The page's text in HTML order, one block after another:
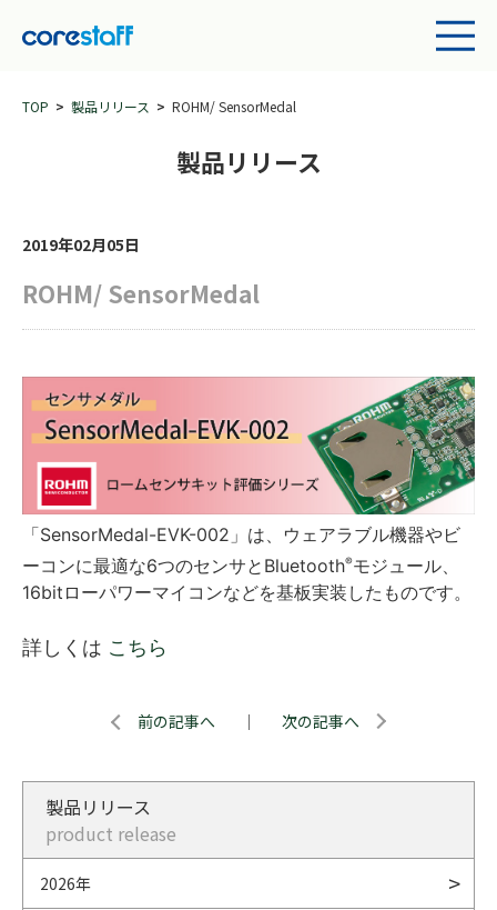
TOP 製品リリース ROHM/ SensorMedal
製品リリース
2019年02月05日
ROHM/ SensorMedal
「SensorMedal-EVK-002」は、ウェアラブル機器やビ
ーコンに最適な6つのセンサとBluetooth®モジュール、
16bitローパワーマイコンなどを基板実装したものです。
詳しくは こちら
前の記事へ ｜ 次の記事へ
製品リリース
product release
2026年